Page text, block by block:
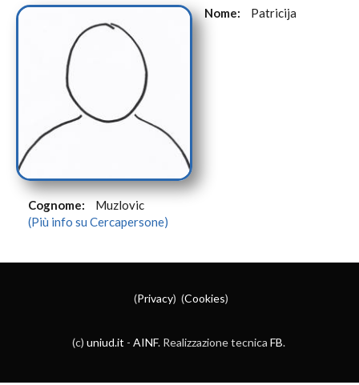
Nome: Patricija
Cognome:
Muzlovic
(Più info su Cercapersone)
(Privacy) (Cookies)
(c) uniud.it - AINF. Realizzazione tecnica FB.